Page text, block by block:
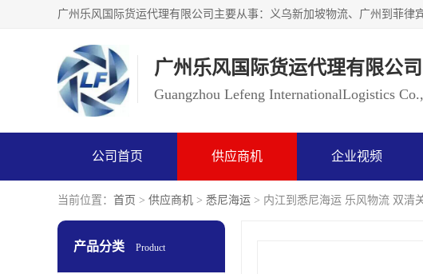
广州乐风国际货运代理有限公司
Guangzhou Lefeng InternationalLogistics
公司首页 供应商机 企业视频
当前位置： 首页 > 供应商机 > 悉尼海运 > 内江到悉尼海运 乐风物流 双清
产品分类 Product